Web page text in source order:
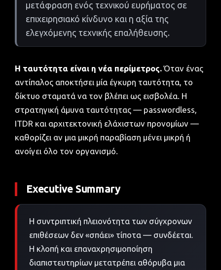
μετάφραση ενός τεχνικού ευρήματος σε
επιχειρησιακό κίνδυνο και η αξία της
ελεγχόμενης τεχνικής επαλήθευσης.
Η ταυτότητα είναι η νέα περίμετρος.Όταν ένας
αντίπαλος αποκτήσει μία έγκυρη ταυτότητα, το
δίκτυο σταματά να τον βλέπει ως εισβολέα. Η
στρατηγική άμυνα ταυτότητας — passwordless,
ITDR και αρχιτεκτονική ελάχιστων προνομίων —
καθορίζει αν μια μικρή παραβίαση μένει μικρή ή
ανοίγει όλο τον οργανισμό.
Executive Summary
Η συντριπτική πλειονότητα των σύγχρονων
επιθέσεων δεν «σπάει» τίποτα — συνδέεται.
Η κλοπή και επαναχρησιμοποίηση
διαπιστευτηρίων μετατρέπει αθόρυβα μια